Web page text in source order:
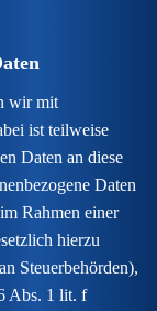
wir mit
ist teilweise
Daten an diese
Daten
Rahmen einer
hierzu
Steuerbehörden),
Abs. 1 lit. f